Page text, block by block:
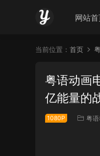
网站
当前位置： 首页
粤语动画
亿能量的
1080P 粤